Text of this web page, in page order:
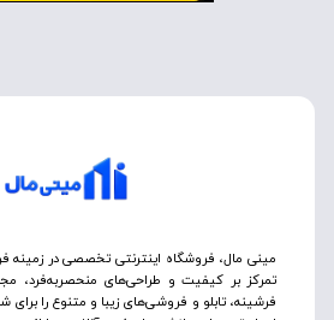
مینی مال، فروشگاه اینترنتی تخصصی در زمینه
تمرکز بر کیفیت و طراحی‌های منحصربه‌فرد،
فرشینه، تابلو و فروشی‌های زیبا و متنوع را